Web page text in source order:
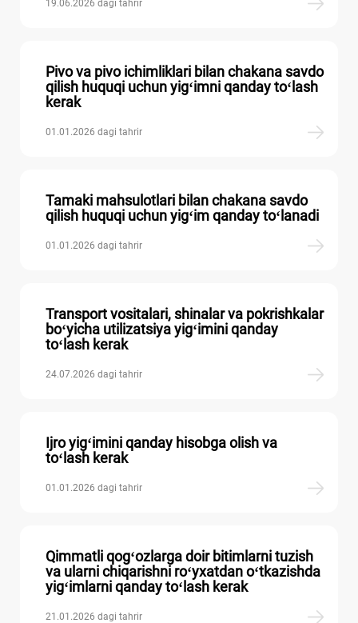
19.06.2026 dagi tahrir
Pivo va pivo ichimliklari bilan chakana savdo
qilish huquqi uchun yigʻimni qanday toʻlash
kerak
01.01.2026 dagi tahrir
Tamaki mahsulotlari bilan chakana savdo
qilish huquqi uchun yigʻim qanday toʻlanadi
01.01.2026 dagi tahrir
Transport vositalari, shinalar va pokrishkalar
boʻyicha utilizatsiya yigʻimini qanday
toʻlash kerak
24.07.2026 dagi tahrir
Ijro yigʻimini qanday hisobga olish va
toʻlash kerak
01.01.2026 dagi tahrir
Qimmatli qogʻozlarga doir bitimlarni tuzish
va ularni chiqarishni roʻyхatdan oʻtkazishda
yigʻimlarni qanday toʻlash kerak
21.01.2026 dagi tahrir